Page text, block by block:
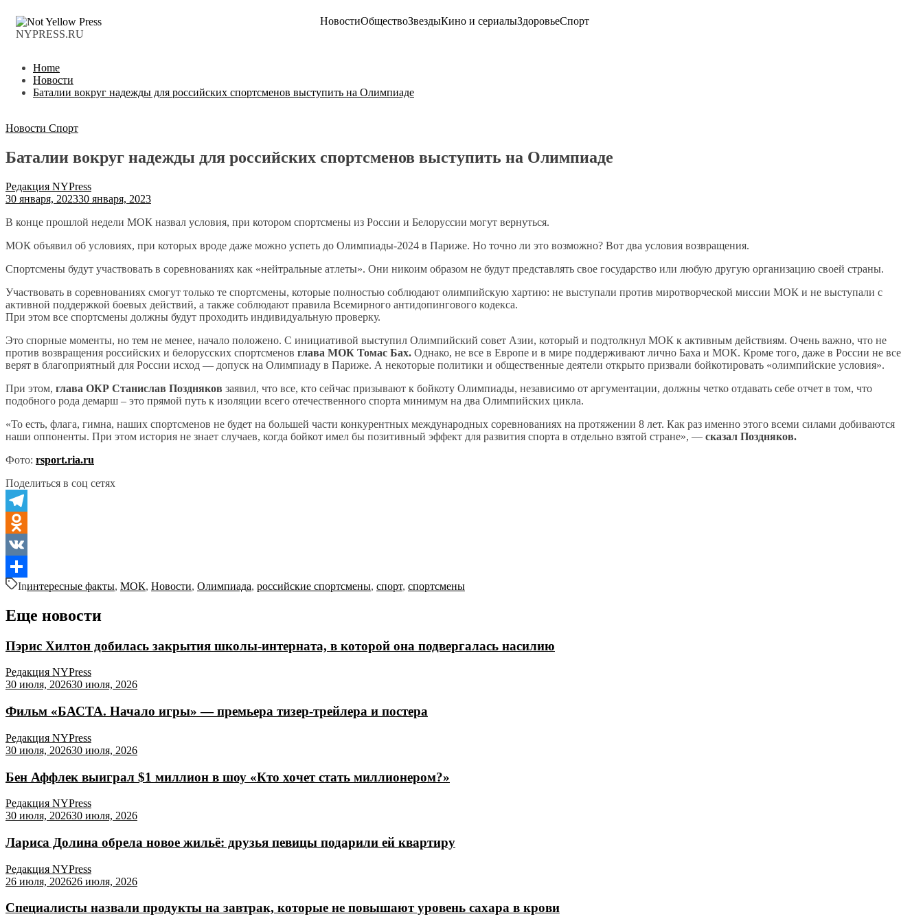
NYPRESS.RU
НовостиОбществоЗвездыКино и сериалыЗдоровьеСпорт
Home
Новости
Баталии вокруг надежды для российских спортсменов выступить на Олимпиаде
Новости Спорт
Баталии вокруг надежды для российских спортсменов выступить на Олимпиаде
Редакция NYPress
30 января, 202330 января, 2023
В конце прошлой недели МОК назвал условия, при котором спортсмены из России и Белоруссии могут вернуться.
МОК объявил об условиях, при которых вроде даже можно успеть до Олимпиады-2024 в Париже. Но точно ли это возможно? Вот два условия возвращения.
Спортсмены будут участвовать в соревнованиях как «нейтральные атлеты». Они никоим образом не будут представлять свое государство или любую другую организацию своей страны.
Участвовать в соревнованиях смогут только те спортсмены, которые полностью соблюдают олимпийскую хартию: не выступали против миротворческой миссии МОК и не выступали с
активной поддержкой боевых действий, а также соблюдают правила Всемирного антидопингового кодекса.
При этом все спортсмены должны будут проходить индивидуальную проверку.
Это спорные моменты, но тем не менее, начало положено. С инициативой выступил Олимпийский совет Азии, который и подтолкнул МОК к активным действиям. Очень важно, что не
против возвращения российских и белорусских спортсменов глава МОК Томас Бах. Однако, не все в Европе и в мире поддерживают лично Баха и МОК. Кроме того, даже в России не все
верят в благоприятный для России исход — допуск на Олимпиаду в Париже. А некоторые политики и общественные деятели открыто призвали бойкотировать «олимпийские условия».
При этом, глава ОКР Станислав Поздняков заявил, что все, кто сейчас призывают к бойкоту Олимпиады, независимо от аргументации, должны четко отдавать себе отчет в том, что
подобного рода демарш – это прямой путь к изоляции всего отечественного спорта минимум на два Олимпийских цикла.
«То есть, флага, гимна, наших спортсменов не будет на большей части конкурентных международных соревнованиях на протяжении 8 лет. Как раз именно этого всеми силами добиваются
наши оппоненты. При этом история не знает случаев, когда бойкот имел бы позитивный эффект для развития спорта в отдельно взятой стране», — сказал Поздняков.
Фото: rsport.ria.ru
Поделиться в соц сетях
Telegram
Odnoklassniki
VK
Отправить
Inинтересные факты, МОК, Новости, Олимпиада, российские спортсмены, спорт, спортсмены
Еще новости
Пэрис Хилтон добилась закрытия школы-интерната, в которой она подвергалась насилию
Редакция NYPress
30 июля, 202630 июля, 2026
Фильм «БАСТА. Начало игры» — премьера тизер-трейлера и постера
Редакция NYPress
30 июля, 202630 июля, 2026
Бен Аффлек выиграл $1 миллион в шоу «Кто хочет стать миллионером?»
Редакция NYPress
30 июля, 202630 июля, 2026
Лариса Долина обрела новое жильё: друзья певицы подарили ей квартиру
Редакция NYPress
26 июля, 202626 июля, 2026
Специалисты назвали продукты на завтрак, которые не повышают уровень сахара в крови